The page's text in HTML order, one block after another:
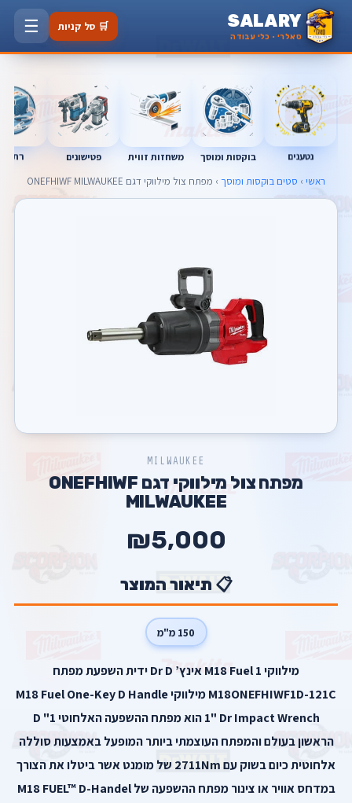
SALARY
סאלרי · כלי עבודה
🛒 סל קניות ☰
נטענים בוקסות ומוסך משחזות זווית פטישונים
ראשי › סטים בוקסות ומוסך › מפתח צול מילווקי דגם ONEFHIWF MILWAUKEE
MILWAUKEE
מפתח צול מילווקי דגם ONEFHIWF
MILWAUKEE
₪5,000
📋 תיאור המוצר
150 מ"מ
מילווקי M18 Fuel 1 אינץ’ Dr D ידית השפעת מפתח
M18ONEFHIWF1D-121C מילווקי M18 Fuel One-Key D Handle
1" Dr Impact Wrench הוא מפתח ההשפעה האלחוטי 1" D
הראשון בעולם והמפתח העוצמתי ביותר המופעל באמצעות סוללה
אלחוטית כיום בשוק עם 2711Nm של מומנט אשר ביטלו את הצורך
במדחס אוויר או צינור מפתח ההשפעה של M18 FUEL™ D-Handel